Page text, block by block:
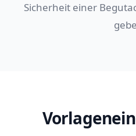
Sicherheit einer